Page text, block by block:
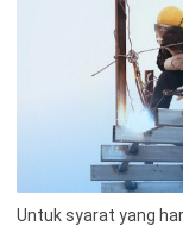
Untuk syarat yang